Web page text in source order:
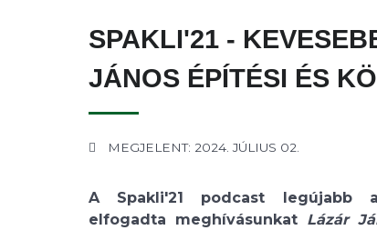
SPAKLI'21 -
JÁNOS ÉPÍTÉSI ÉS
MEGJELENT: 2024. JÚLIUS 02.
A Spakli'21 podcast legújabb
elfogadta meghívásunkat Lázár